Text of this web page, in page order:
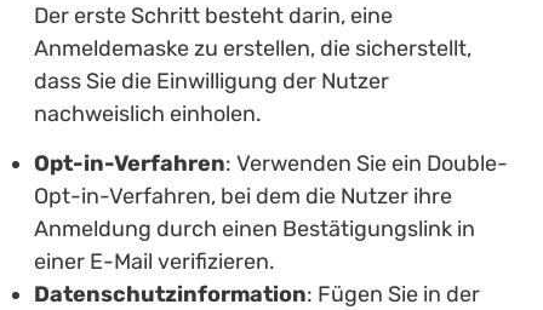
Der erste Schritt besteht darin, eine
Anmeldemaske zu erstellen, die sicherstellt,
dass Sie die Einwilligung der Nutzer
nachweislich einholen.
Opt-in-Verfahren: Verwenden Sie ein Double-
Opt-in-Verfahren, bei dem die Nutzer ihre
Anmeldung durch einen Bestätigungslink in
einer E-Mail verifizieren.
Datenschutzinformation: Fügen Sie in der